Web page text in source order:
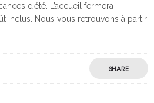
d’été. L’accueil fermera
inclus. Nous vous retrouvons à partir
SHARE